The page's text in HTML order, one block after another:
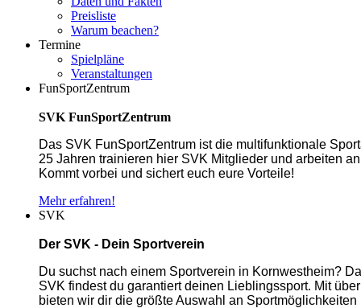
Preisliste
Warum beachen?
Termine
Spielpläne
Veranstaltungen
FunSportZentrum
SVK FunSportZentrum
Das SVK FunSportZentrum ist die multifunktionale
25 Jahren trainieren hier SVK Mitglieder und arbeiten
Kommt vorbei und sichert euch eure Vorteile!
Mehr erfahren!
SVK
Der SVK - Dein Sportverein
Du suchst nach einem Sportverein in Kornwestheim?
SVK findest du garantiert deinen Lieblingssport. Mit
bieten wir dir die größte Auswahl an